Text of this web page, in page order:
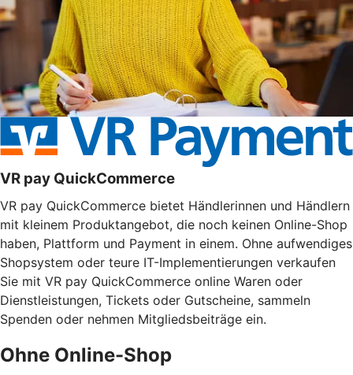
VR pay QuickCommerce
VR pay QuickCommerce bietet Händlerinnen und Händlern
mit kleinem Produktangebot, die noch keinen Online-Shop
haben, Plattform und Payment in einem. Ohne aufwendiges
Shopsystem oder teure IT-Implementierungen verkaufen
Sie mit VR pay QuickCommerce online Waren oder
Dienstleistungen, Tickets oder Gutscheine, sammeln
Spenden oder nehmen Mitgliedsbeiträge ein.
Ohne Online-Shop